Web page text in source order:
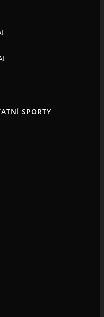
SPORTY